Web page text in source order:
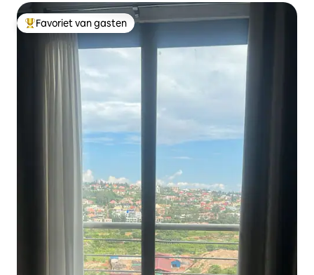
Topfavoriet van gasten
Favoriet van gasten